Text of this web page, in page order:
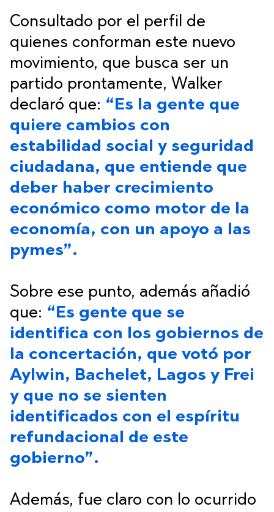
Consultado por el perfil de
quienes conforman este nuevo
movimiento, que busca ser un
partido prontamente, Walker
declaró que: “Es la gente que
quiere cambios con
estabilidad social y seguridad
ciudadana, que entiende que
deber haber crecimiento
económico como motor de la
economía, con un apoyo a las
pymes”.
Sobre ese punto, además añadió
que: “Es gente que se
identifica con los gobiernos de
la concertación, que votó por
Aylwin, Bachelet, Lagos y Frei
y que no se sienten
identificados con el espíritu
refundacional de este
gobierno”.
Además, fue claro con lo ocurrido